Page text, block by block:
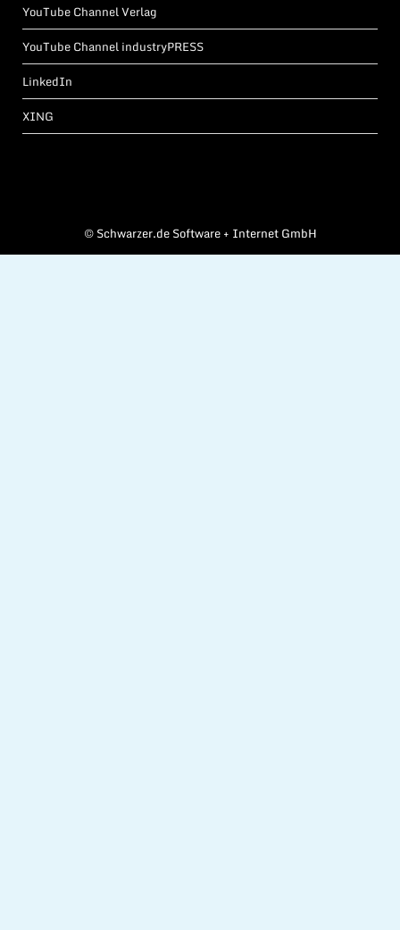
YouTube Channel Verlag
YouTube Channel industryPRESS
LinkedIn
XING
©Schwarzer.de Software + Internet GmbH